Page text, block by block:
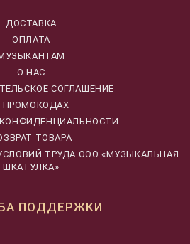
ДОСТАВКА
ОПЛАТА
О НАС
СОГЛАШЕНИЕ
ПРОМОКОДАХ
ТОВАРА
ТРУДА ООО «МУЗЫКАЛЬНАЯ
ШКАТУЛКА»
ПОДДЕРЖКИ